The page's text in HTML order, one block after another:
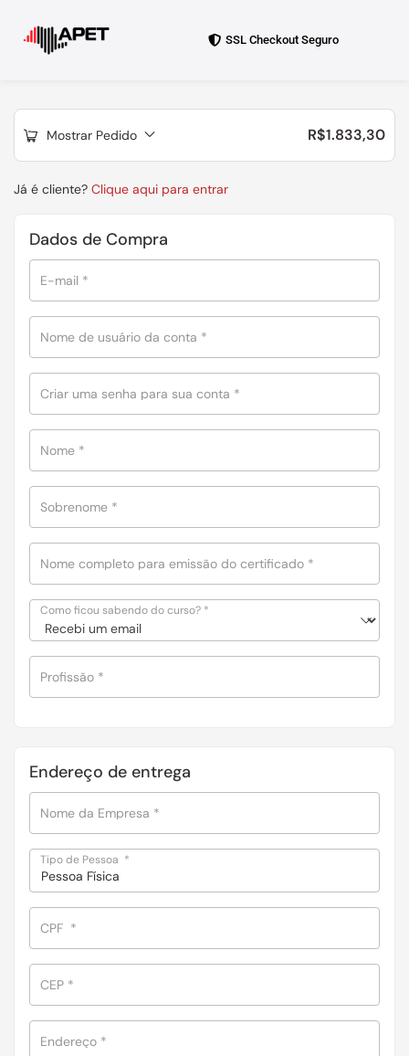
SSL Checkout Seguro
Mostrar Pedido R$1.833,30
Já é cliente? Clique aqui para entrar
Dados de Compra
E-mail *
Nome de usuário da conta *
Criar uma senha para sua conta *
Nome *
Sobrenome *
Nome completo para emissão do certificado *
Como ficou sabendo do curso? *
Profissão *
Endereço de entrega
Nome da Empresa *
Tipo de Pessoa *
Pessoa Física
CPF *
CEP *
Endereço *